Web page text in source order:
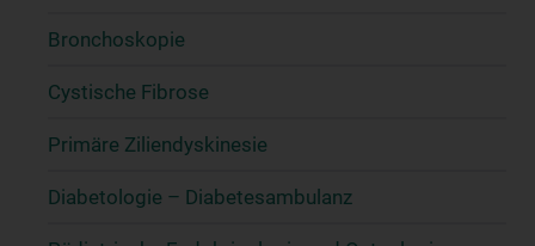
Bronchoskopie
Cystische Fibrose
Primäre Ziliendyskinesie
Diabetologie – Diabetesambulanz